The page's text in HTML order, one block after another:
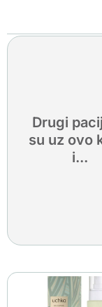
Drugi
su uz ovo
i...